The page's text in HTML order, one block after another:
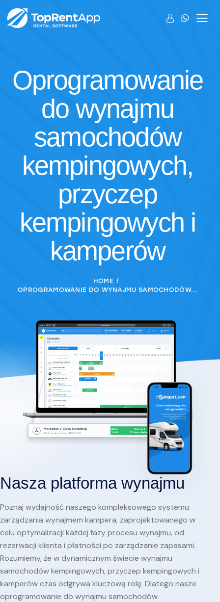
Oprogramowanie
do wynajmu
samochodów
kempingowych,
przyczep
kempingowych i
kamperów
HOME
OPROGRAMOWANIE DO WYNAJMU SAMOCHODÓW...
Nasza platforma wynajmu
Poznaj wydajność naszego kompleksowego systemu
zarządzania wynajmem kampera, zaprojektowanego w
celu optymalizacji każdej fazy procesu wynajmu, od
rezerwacji klienta i płatności po zarządzanie zapasami.
Rozumiemy, że w dynamicznym świecie wynajmu
samochodów kempingowych, przyczep kempingowych i
kamperów czas odgrywa kluczową rolę. Dlatego nasze
oprogramowanie do wynajmu samochodów